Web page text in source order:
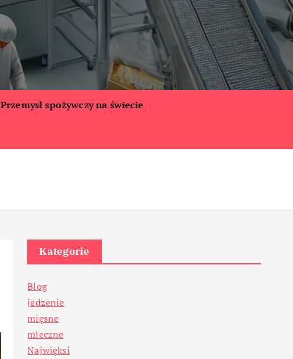
Przemysł spożywczy na świecie
Kategorie
Blog
jedzenie
mięsne
mleczne
Najwięksi